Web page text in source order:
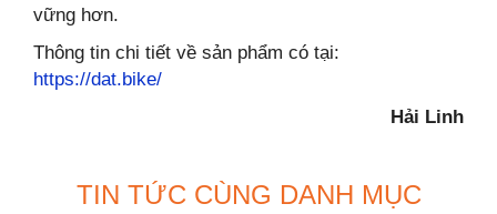
vững hơn.
Thông tin chi tiết về sản phẩm có tại:
https://dat.bike/
Hải Linh
TIN TỨC CÙNG DANH MỤC